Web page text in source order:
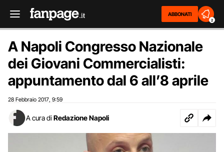
ABBONATI
2
A Napoli Congresso Nazionale
dei Giovani Commercialisti:
appuntamento dal 6 all’8 aprile
28 Febbraio 2017 9:59
A cura di Redazione Napoli